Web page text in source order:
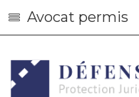
Avocat permis